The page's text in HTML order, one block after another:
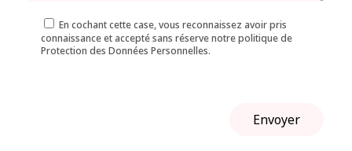
En cochant cette case, vous reconnaissez avoir pris
connaissance et accepté sans réserve notre politique de
Protection des Données Personnelles.